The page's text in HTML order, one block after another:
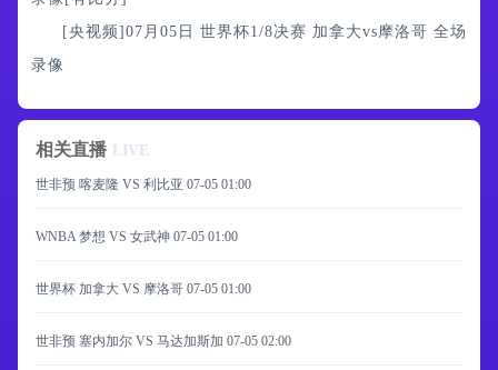
[央视频]07月05日 世界杯1/8决赛 加拿大vs摩洛哥 全场
录像
相关直播 LIVE
世非预 喀麦隆 VS 利比亚 07-05 01:00
WNBA 梦想 VS 女武神 07-05 01:00
世界杯 加拿大 VS 摩洛哥 07-05 01:00
世非预 塞内加尔 VS 马达加斯加 07-05 02:00